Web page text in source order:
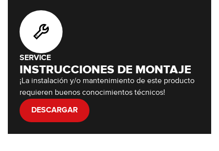
SERVICE
INSTRUCCIONES DE MONTAJE
¡La instalación y/o mantenimiento de este producto
requieren buenos conocimientos técnicos!
DESCARGAR